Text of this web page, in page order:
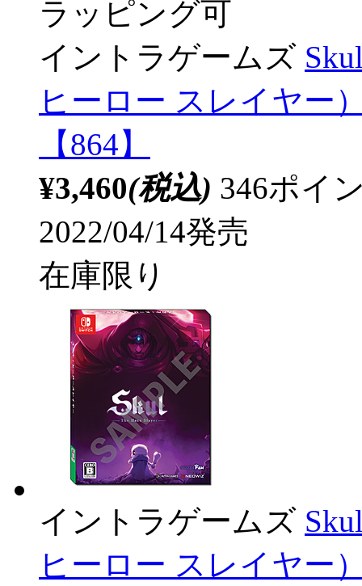
ラッピング可
イントラゲームズ
ヒーロー スレイヤー
【864】
¥3,460(税込) 346ポイ
2022/04/14発売
在庫限り
イントラゲームズ
ヒーロー スレイヤー